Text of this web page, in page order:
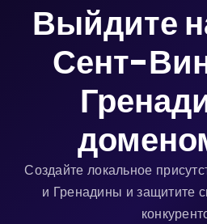
Выйдите
Сент-
Создайте локальное
и Гренадины и защитите